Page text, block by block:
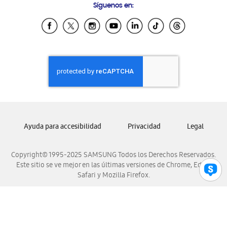
Samsung Ecuador
Samsung El Salvador
Samsung Honduras
Samsung Nicaragua
Samsung Panamá
Samsung Venezuela
Síguenos en:
Copyright© 1995-2025 SAMSUNG Todos los Derechos Reservados.
Este sitio se ve mejor en las últimas versiones de Chrome, Edge,
Safari y Mozilla Firefox.
Ayuda para accesibilidad Privacidad Legal